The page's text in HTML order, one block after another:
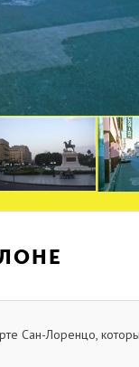
Сан-Лоренцо,